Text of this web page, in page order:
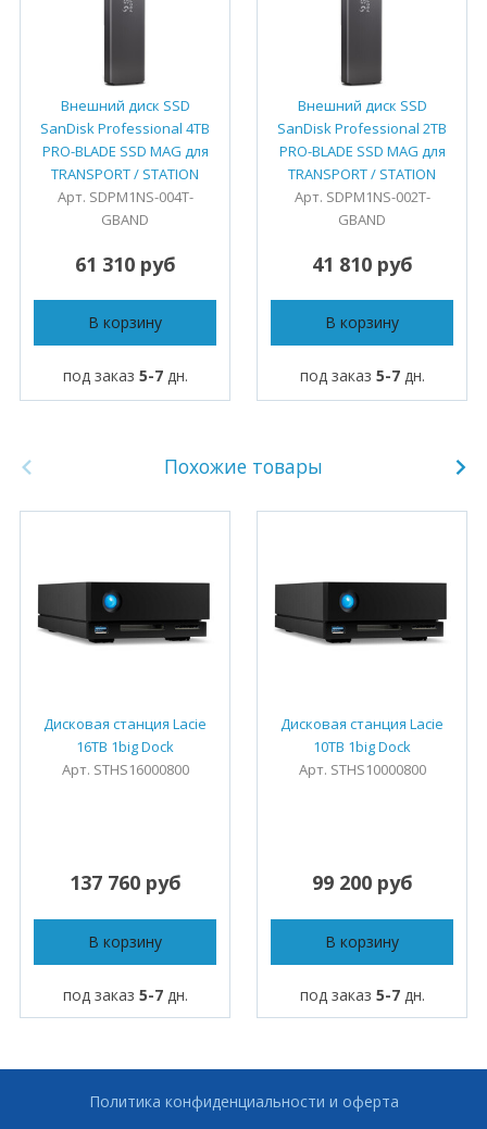
Внешний диск SSD
SanDisk Professional 4TB
PRO-BLADE SSD MAG для
TRANSPORT / STATION
Арт. SDPM1NS-004T-
GBAND
61 310 руб
В корзину
под заказ 5-7дн.
Внешний диск SSD
SanDisk Professional 2TB
PRO-BLADE SSD MAG для
TRANSPORT / STATION
Арт. SDPM1NS-002T-
GBAND
41 810 руб
В корзину
под заказ 5-7дн.
Похожие товары
Дисковая станция Lacie
16TB 1big Dock
Арт. STHS16000800
137 760 руб
В корзину
под заказ 5-7дн.
Дисковая станция Lacie
10TB 1big Dock
Арт. STHS10000800
99 200 руб
В корзину
под заказ 5-7дн.
Политика конфиденциальности и оферта